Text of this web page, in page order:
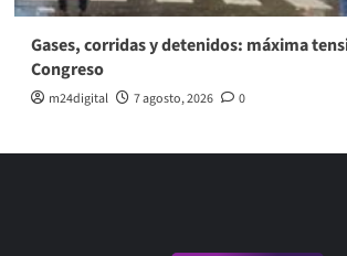
Gases, corridas y detenidos: máxima
Congreso
m24digital 7 agosto, 2026 0